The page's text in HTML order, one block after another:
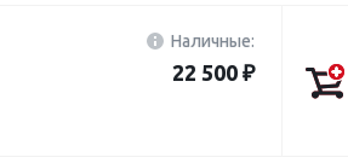
Наличные:
22 500 ₽